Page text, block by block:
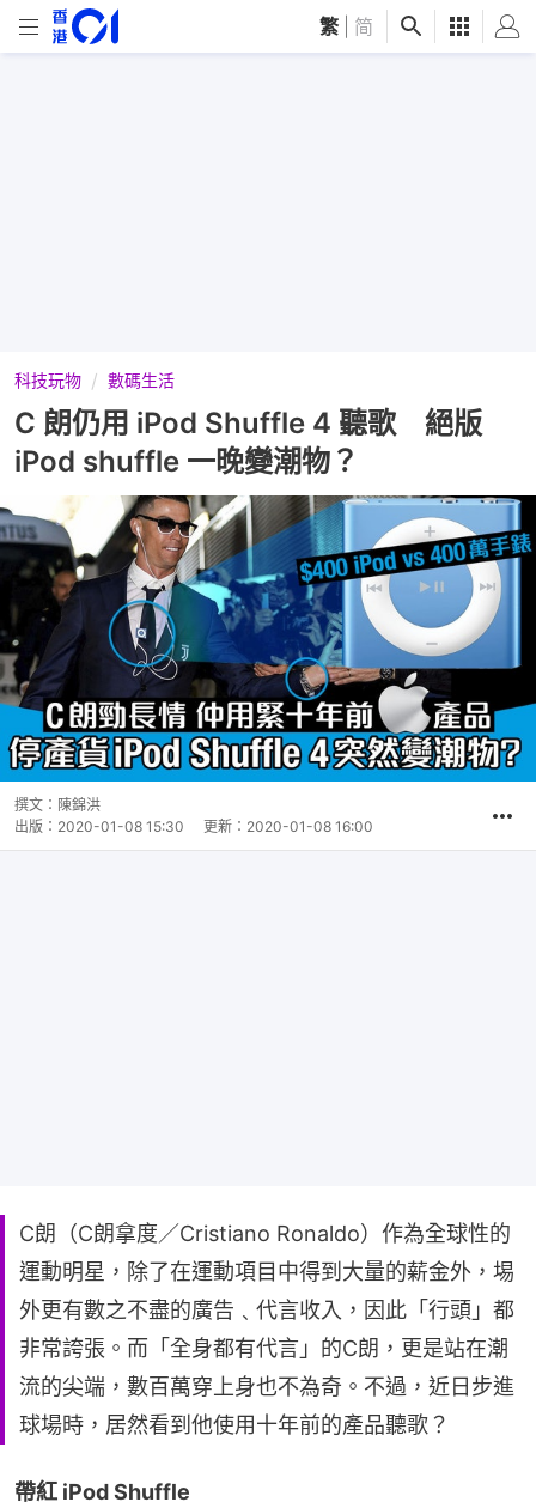
繁 简
科技玩物 數碼生活
C 朗仍用 iPod Shuffle 4 聽歌 絕版
iPod shuffle 一晚變潮物？
撰文： 陳錦洪
出版： 2020-01-08 15:30 更新： 2020-01-08 16:00
C朗（C朗拿度／Cristiano Ronaldo）作為全球性的
運動明星，除了在運動項目中得到大量的薪金外，埸
外更有數之不盡的廣告﹑代言收入，因此「行頭」都
非常誇張。而「全身都有代言」的C朗，更是站在潮
流的尖端，數百萬穿上身也不為奇。不過，近日步進
球場時，居然看到他使用十年前的產品聽歌？
帶紅 iPod Shuffle